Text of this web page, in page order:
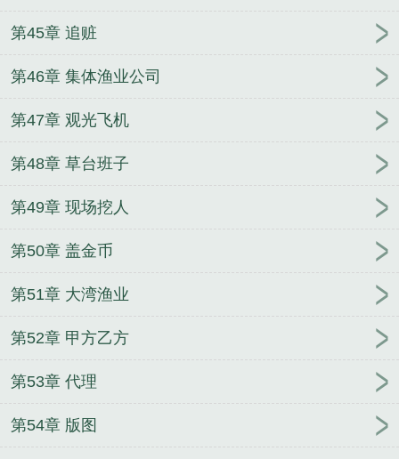
第45章 追赃
第46章 集体渔业公司
第47章 观光飞机
第48章 草台班子
第49章 现场挖人
第50章 盖金币
第51章 大湾渔业
第52章 甲方乙方
第53章 代理
第54章 版图